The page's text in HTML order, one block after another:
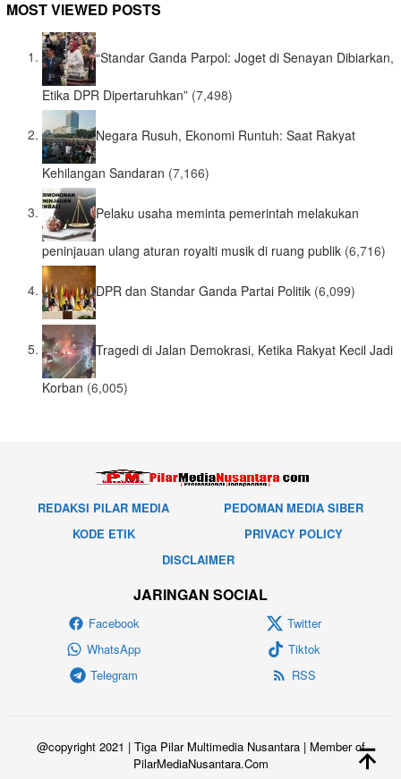
MOST VIEWED POSTS
“Standar Ganda Parpol: Joget di Senayan Dibiarkan,
Etika DPR Dipertaruhkan” (7,498)
Negara Rusuh, Ekonomi Runtuh: Saat Rakyat
Kehilangan Sandaran (7,166)
Pelaku usaha meminta pemerintah melakukan
peninjauan ulang aturan royalti musik di ruang publik (6,716)
DPR dan Standar Ganda Partai Politik (6,099)
Tragedi di Jalan Demokrasi, Ketika Rakyat Kecil Jadi
Korban (6,005)
REDAKSI PILAR MEDIA
PEDOMAN MEDIA SIBER
KODE ETIK
PRIVACY POLICY
DISCLAIMER
JARINGAN SOCIAL
Facebook
Twitter
WhatsApp
Tiktok
Telegram
RSS
@copyright 2021 | Tiga Pilar Multimedia Nusantara | Member of
PilarMediaNusantara.Com